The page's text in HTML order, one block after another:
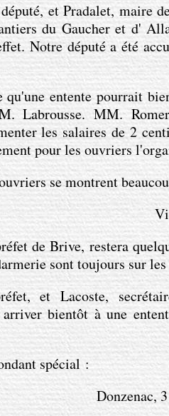
et Pradalet, maire
du Gaucher et d'
Notre député a été
qu'une entente pourrait
Labrousse.MM.
les salaires de 2
pour les ouvriers
se montrent
de Brive, restera
sont toujours sur
et Lacoste,
arriver bientôt à une
spécial :
Donzenac,